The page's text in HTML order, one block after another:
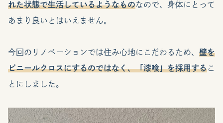
れた状態で生活しているようなものなので、身体にとって
あまり良いとはいえません。
今回のリノベーションでは住み心地にこだわるため、 壁を
ビニールクロスにするのではなく、「漆喰」を採用するこ
とにしました。